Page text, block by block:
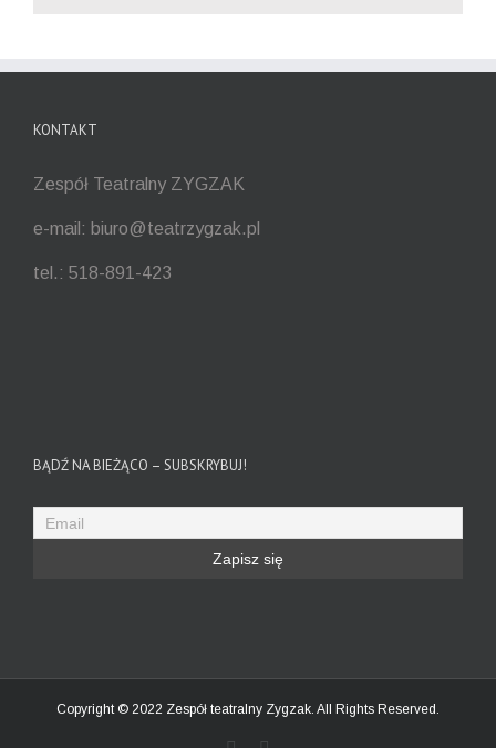
KONTAKT
Zespół Teatralny ZYGZAK
e-mail: biuro@teatrzygzak.pl
tel.: 518-891-423
BĄDŹ NA BIEŻĄCO – SUBSKRYBUJ!
Copyright © 2022 Zespół teatralny Zygzak. All Rights Reserved.